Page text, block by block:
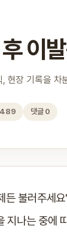
이
현장 기록을 차
댓글 0
든 불러주세
지나는 중에